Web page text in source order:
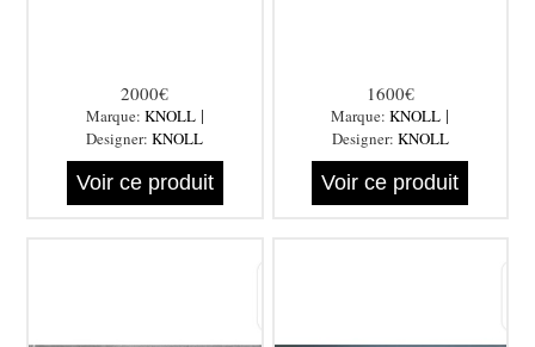
2000€
Marque: KNOLL|
Designer:KNOLL
Voir ce produit
1600€
Marque:KNOLL |
Designer: KNOLL
Voir ce produit